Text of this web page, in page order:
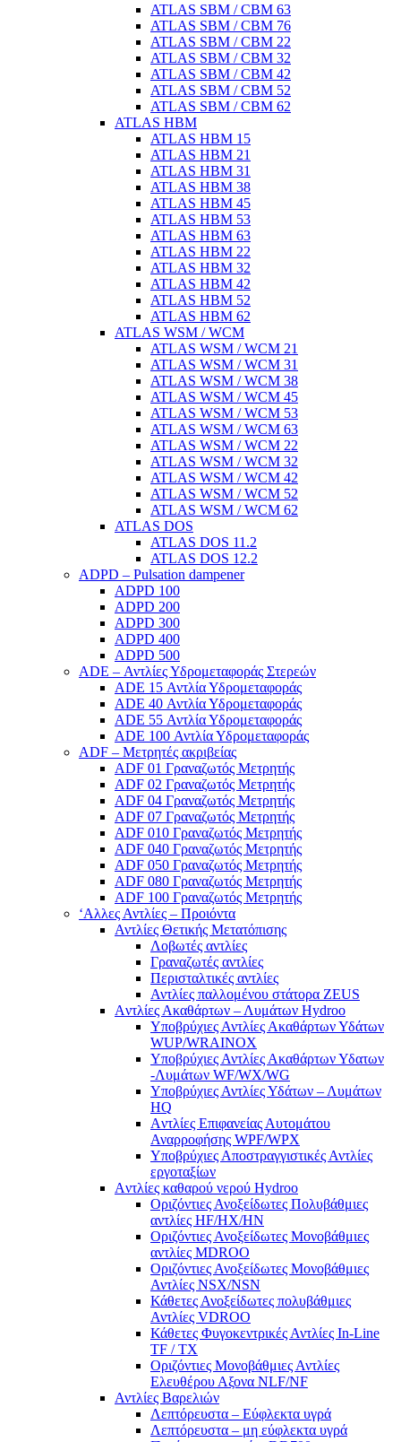
ATLAS SBM / CBM 63
ATLAS SBM / CBM 76
ATLAS SBM / CBM 22
ATLAS SBM / CBM 32
ATLAS SBM / CBM 42
ATLAS SBM / CBM 52
ATLAS SBM / CBM 62
ATLAS HBM
ATLAS HBM 15
ATLAS HBM 21
ATLAS HBM 31
ATLAS HBM 38
ATLAS HBM 45
ATLAS HBM 53
ATLAS HBM 63
ATLAS HBM 22
ATLAS HBM 32
ATLAS HBM 42
ATLAS HBM 52
ATLAS HBM 62
ATLAS WSM / WCM
ATLAS WSM / WCM 21
ATLAS WSM / WCM 31
ATLAS WSM / WCM 38
ATLAS WSM / WCM 45
ATLAS WSM / WCM 53
ATLAS WSM / WCM 63
ATLAS WSM / WCM 22
ATLAS WSM / WCM 32
ATLAS WSM / WCM 42
ATLAS WSM / WCM 52
ATLAS WSM / WCM 62
ATLAS DOS
ATLAS DOS 11.2
ATLAS DOS 12.2
ADPD – Pulsation dampener
ADPD 100
ADPD 200
ADPD 300
ADPD 400
ADPD 500
ADE – Αντλίες Υδρομεταφοράς Στερεών
ADE 15 Αντλία Υδρομεταφοράς
ADE 40 Αντλία Υδρομεταφοράς
ADE 55 Αντλία Υδρομεταφοράς
ADE 100 Αντλία Υδρομεταφοράς
ADF – Μετρητές ακριβείας
ADF 01 Γραναζωτός Μετρητής
ADF 02 Γραναζωτός Μετρητής
ADF 04 Γραναζωτός Μετρητής
ADF 07 Γραναζωτός Μετρητής
ADF 010 Γραναζωτός Μετρητής
ADF 040 Γραναζωτός Μετρητής
ADF 050 Γραναζωτός Μετρητής
ADF 080 Γραναζωτός Μετρητής
ADF 100 Γραναζωτός Μετρητής
‘Αλλες Αντλίες – Προιόντα
Αντλίες Θετικής Μετατόπισης
Λοβωτές αντλίες
Γραναζωτές αντλίες
Περισταλτικές αντλίες
Αντλίες παλλομένου στάτορα ZEUS
Aντλίες Ακαθάρτων – Λυμάτων Hydroo
Υποβρύχιες Αντλίες Ακαθάρτων Υδάτων
WUP/WRAINOX
Υποβρύχιες Αντλίες Ακαθάρτων Υδατων
-Λυμάτων WF/WX/WG
Yποβρύχιες Αντλίες Υδάτων – Λυμάτων
ΗQ
Aντλίες Επιφανείας Αυτομάτου
Αναρροφήσης WPF/WPX
Υποβρύχιες Αποστραγγιστικές Αντλίες
εργοταξίων
Aντλίες καθαρού νερού Ηydroo
Οριζόντιες Ανοξείδωτες Πολυβάθμιες
αντλίες ΗF/HX/HN
Οριζόντιες Ανοξείδωτες Μονοβάθμιες
αντλίες ΜDROO
Οριζόντιες Ανοξείδωτες Μονοβάθμιες
Αντλίες ΝSX/NSN
Κάθετες Ανοξείδωτες πολυβάθμιες
Αντλίες VDROO
Κάθετες Φυγοκεντρικές Αντλίες In-Line
TF / TX
Oριζόντιες Μονοβάθμιες Αντλίες
Ελευθέρου Αξονα NLF/NF
Αντλίες Βαρελιών
Λεπτόρευστα – Εύφλεκτα υγρά
Λεπτόρευστα – μη εύφλεκτα υγρά